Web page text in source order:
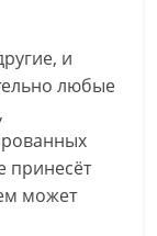
и
любые
принесёт
может